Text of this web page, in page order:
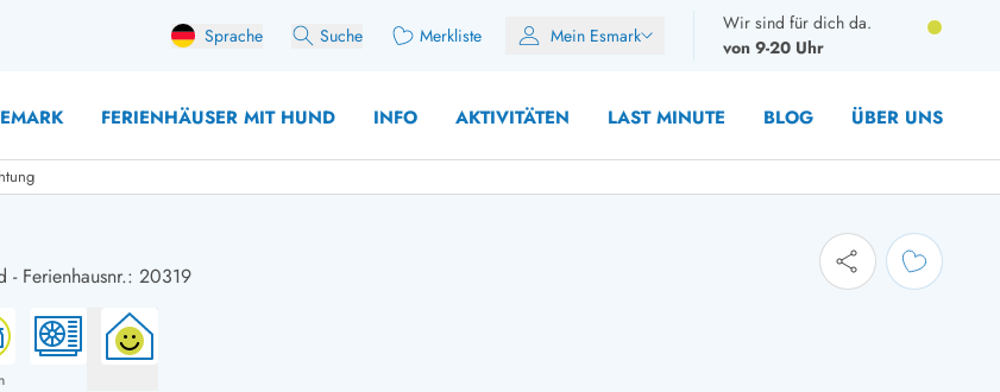
Sprache Suche Merkliste Mein Esmark
Wir sind für dich da.
von 9-20 Uhr
FERIENHÄUSER MIT HUND INFO AKTIVITÄTEN LAST MINUTE BLOG ÜBER UNS
Sonntagswechsel
Angler
- Ferienhausnr.: 20319